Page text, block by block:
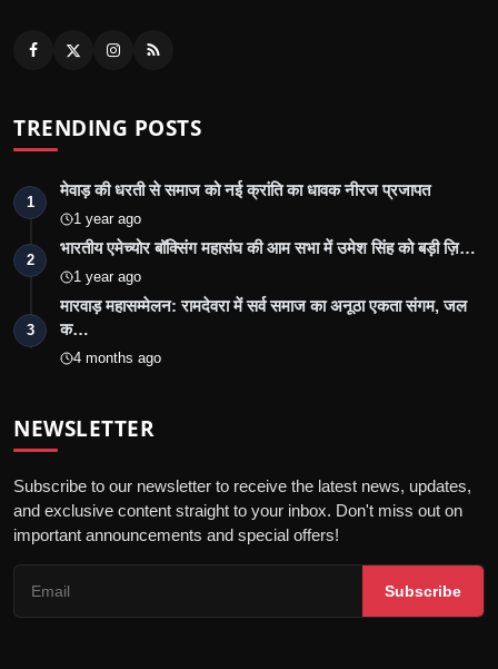
TRENDING POSTS
1
मेवाड़ की धरती से समाज को नई क्रांति का धावक नीरज प्रजापत
1 year ago
2
भारतीय एमेच्योर बॉक्सिंग महासंघ की आम सभा में उमेश सिंह को बड़ी ज़ि…
1 year ago
3
मारवाड़ महासम्मेलन: रामदेवरा में सर्व समाज का अनूठा एकता संगम, जल
क…
4 months ago
NEWSLETTER
Subscribe to our newsletter to receive the latest news, updates,
and exclusive content straight to your inbox. Don't miss out on
important announcements and special offers!
Subscribe